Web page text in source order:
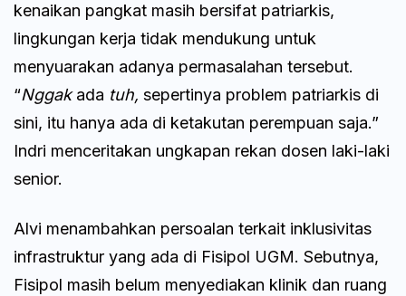
kenaikan pangkat masih bersifat patriarkis,
lingkungan kerja tidak mendukung untuk
menyuarakan adanya permasalahan tersebut.
“Nggakada tuh, sepertinya problem patriarkis di
sini, itu hanya ada di ketakutan perempuan saja.”
Indri menceritakan ungkapan rekan dosen laki-laki
senior.
Alvi menambahkan persoalan terkait inklusivitas
infrastruktur yang ada di Fisipol UGM. Sebutnya,
Fisipol masih belum menyediakan klinik dan ruang